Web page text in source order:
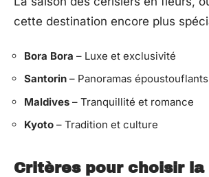
cette destination encore plus
Bora Bora – Luxe et exclusivité
Santorin – Panoramas époustouflants
Maldives – Tranquillité et romance
Kyoto – Tradition et culture
Critères pour choisir la